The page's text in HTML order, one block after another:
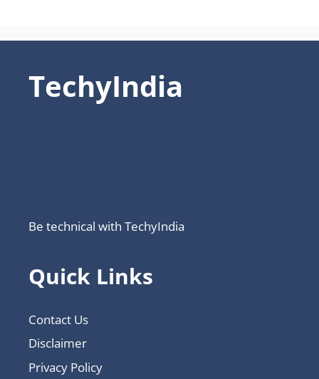
TechyIndia
Be technical with TechyIndia
Quick Links
Contact Us
Disclaimer
Privacy Policy